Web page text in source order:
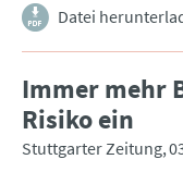
Datei
Immer mehr
Risiko ein
Stuttgarter Zeitung